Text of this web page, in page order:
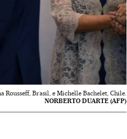
Brasil, e Michelle Bachelet, Chile.
NORBERTO DUARTE (AFP)